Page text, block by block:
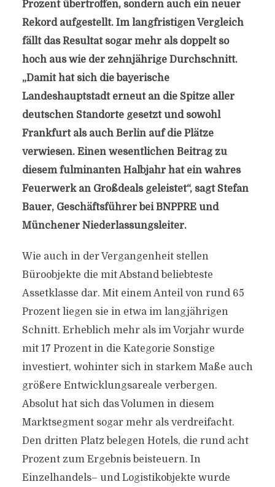
Prozent übertroffen, sondern auch ein neuer
Rekord aufgestellt. Im langfristigen Vergleich
fällt das Resultat sogar mehr als doppelt so
hoch aus wie der zehnjährige Durchschnitt.
„Damit hat sich die bayerische
Landeshauptstadt erneut an die Spitze aller
deutschen Standorte gesetzt und sowohl
Frankfurt als auch Berlin auf die Plätze
verwiesen. Einen wesentlichen Beitrag zu
diesem fulminanten Halbjahr hat ein wahres
Feuerwerk an Großdeals geleistet“, sagt Stefan
Bauer, Geschäftsführer bei BNPPRE und
Münchener Niederlassungsleiter.
Wie auch in der Vergangenheit stellen
Büroobjekte die mit Abstand beliebteste
Assetklasse dar. Mit einem Anteil von rund 65
Prozent liegen sie in etwa im langjährigen
Schnitt. Erheblich mehr als im Vorjahr wurde
mit 17 Prozent in die Kategorie Sonstige
investiert, wohinter sich in starkem Maße auch
größere Entwicklungsareale verbergen.
Absolut hat sich das Volumen in diesem
Marktsegment sogar mehr als verdreifacht.
Den dritten Platz belegen Hotels, die rund acht
Prozent zum Ergebnis beisteuern. In
Einzelhandels– und Logistikobjekte wurde